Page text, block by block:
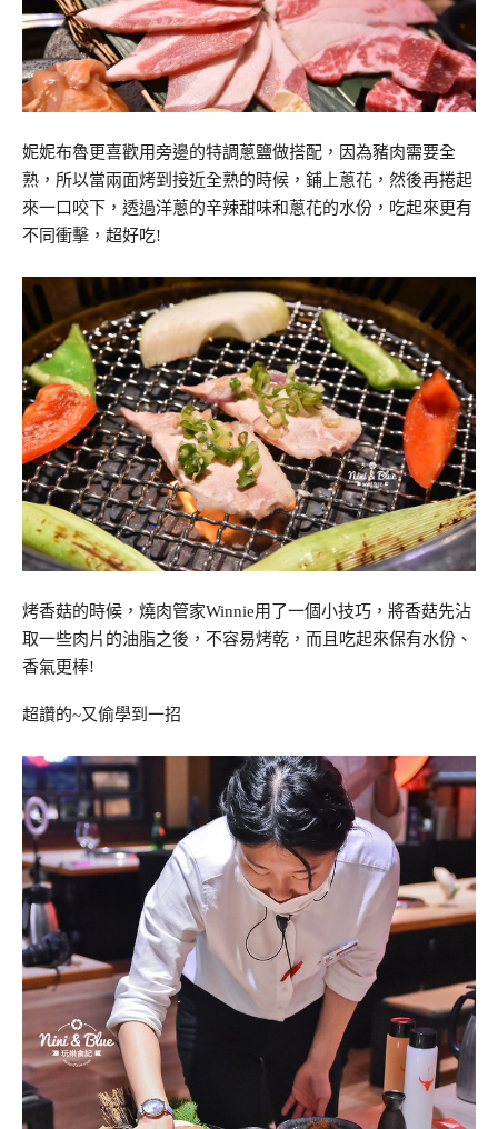
妮妮布魯更喜歡用旁邊的特調蔥鹽做搭配，因為豬肉需要全
熟，所以當兩面烤到接近全熟的時候，鋪上蔥花，然後再捲起
來一口咬下，透過洋蔥的辛辣甜味和蔥花的水份，吃起來更有
不同衝擊，超好吃!
烤香菇的時候，燒肉管家Winnie用了一個小技巧，將香菇先沾
取一些肉片的油脂之後，不容易烤乾，而且吃起來保有水份、
香氣更棒!
超讚的~又偷學到一招